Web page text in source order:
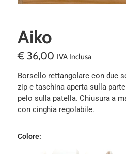
Aiko
€ 36,00 IVA Inclusa
Borsello rettangolare con due
zip e taschina aperta sulla
pelo sulla patella. Chiusura a
con cinghia regolabile.
Colore: